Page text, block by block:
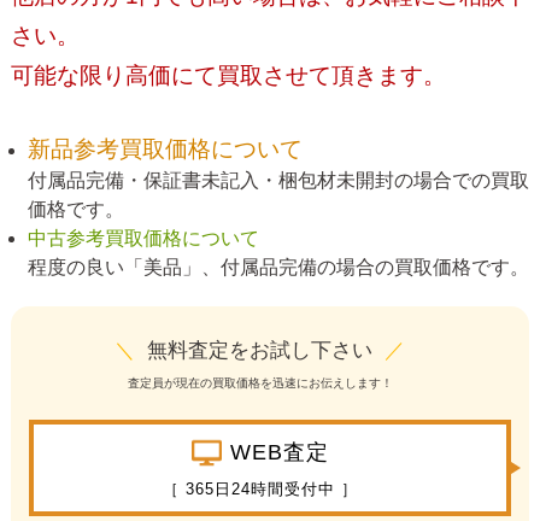
さい。
可能な限り高価にて買取させて頂きます。
新品参考買取価格について
付属品完備・保証書未記入・梱包材未開封の場合での買取
価格です。
中古参考買取価格について
程度の良い「美品」、付属品完備の場合の買取価格です。
＼ 無料査定をお試し下さい ／
査定員が現在の買取価格を迅速にお伝えします！
WEB査定
［ 365日24時間受付中 ］